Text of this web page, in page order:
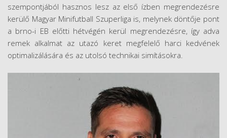
szempontjából hasznos lesz az első ízben megrendezésre
kerülő Magyar Minifutball Szuperliga is, melynek döntője pont
a brno-i EB előtti hétvégén kerül megrendezésre, így adva
remek alkalmat az utazó keret megfelelő harci kedvének
optimalizálására és az utolsó technikai simításokra.